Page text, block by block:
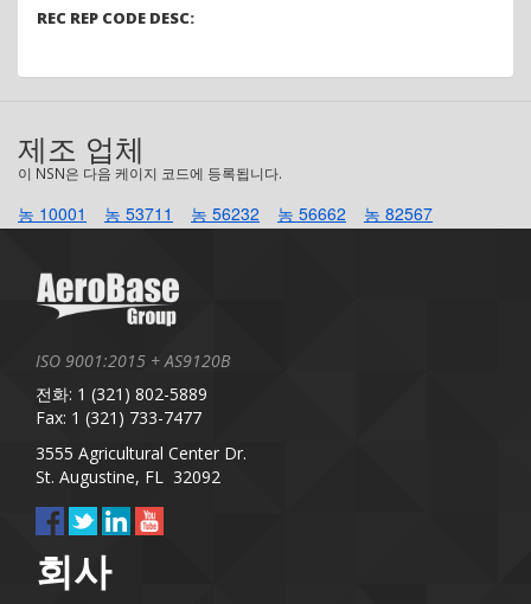
REC REP CODE DESC:
제조 업체
이 NSN은 다음 케이지 코드에 등록됩니다.
농 10001 농 53711 농 56232 농 56662 농 82567
ISO 9001:2015 + AS9120B
전화: 1 (321) 802-5889
Fax: 1 (321) 733-7477
3555 Agricultural Center Dr.
St. Augustine, FL 32092
회사